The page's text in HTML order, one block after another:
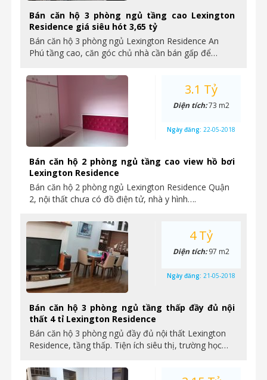
Bán căn hộ 3 phòng ngủ tầng cao Lexington
Residence giá siêu hót 3,65 tỷ
Bán căn hộ 3 phòng ngủ Lexington Residence An
Phú tầng cao, căn góc chủ nhà cần bán gấp để…
Bán căn hộ 2 phòng ngủ tầng cao view hồ bơi
Lexington Residence
Bán căn hộ 2 phòng ngủ Lexington Residence Quận
2, nội thất chưa có đồ điện tử, nhà y hình….
3.1 Tỷ
Diện tích:73 m2
Ngày đăng: 22-05-2018
Bán căn hộ 3 phòng ngủ tầng thấp đầy đủ nội
thất 4 tỉ Lexington Residence
Bán căn hộ 3 phòng ngủ đầy đủ nội thất Lexington
Residence, tầng thấp. Tiện ích siêu thị, trường học…
4 Tỷ
Diện tích:97 m2
Ngày đăng: 21-05-2018